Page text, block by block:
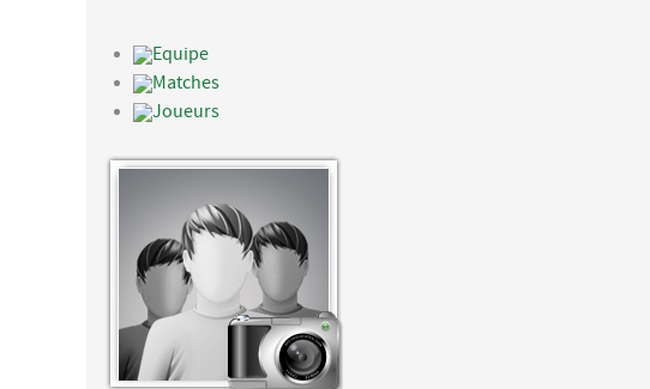
Equipe
Matches
Joueurs